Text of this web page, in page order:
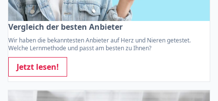
Vergleich der besten Anbieter
Wir haben die bekanntesten Anbieter auf Herz und Nieren getestet.
Welche Lernmethode und passt am besten zu Ihnen?
Jetzt lesen!